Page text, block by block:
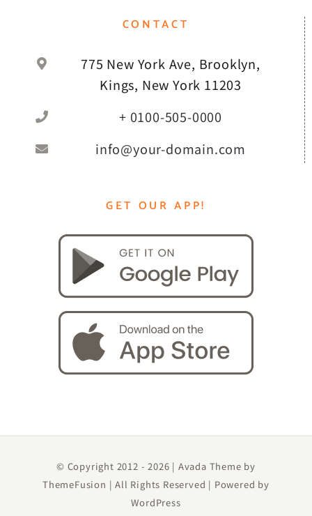
CONTACT
775 New York Ave, Brooklyn,
Kings, New York 11203
+ 0100-505-0000
info@your-domain.com
GET OUR APP!
© Copyright 2012 -2026 | Avada Theme by
ThemeFusion | All Rights Reserved | Powered by
WordPress